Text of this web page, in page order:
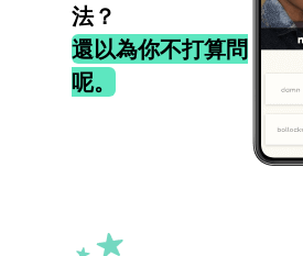
法？
還以為你不打算問
呢。